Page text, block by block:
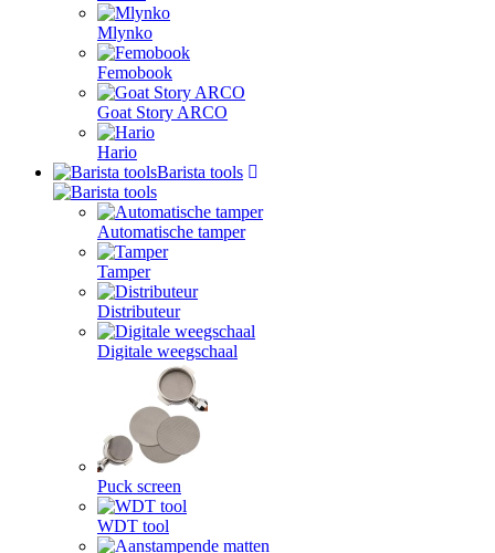
Mlynko
Femobook
Goat Story ARCO
Hario
Barista tools
Automatische tamper
Tamper
Distributeur
Digitale weegschaal
Puck screen
WDT tool